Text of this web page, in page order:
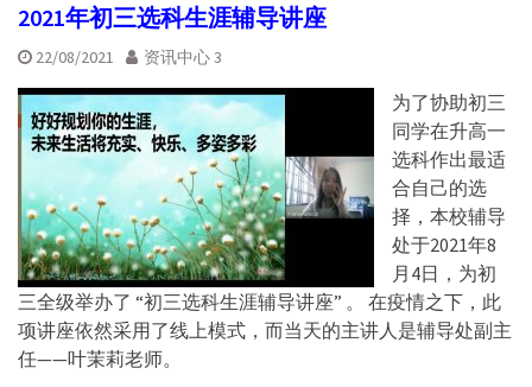
2021年初三选科生涯辅导讲座
22/08/2021 资讯中心 3
为了协助初三
同学在升高一
选科作出最适
合自己的选
择，本校辅导
处于2021年8
月4日，为初
三全级举办了 “初三选科生涯辅导讲座” 。 在疫情之下，此
项讲座依然采用了线上模式，而当天的主讲人是辅导处副主
任——叶茉莉老师。